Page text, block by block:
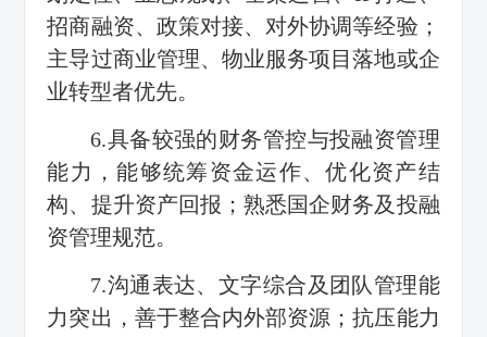
招商融资、政策对接、对外协调等经验；
主导过商业管理、物业服务项目落地或企
业转型者优先。
6.具备较强的财务管控与投融资管理
能力，能够统筹资金运作、优化资产结
构、提升资产回报；熟悉国企财务及投融
资管理规范。
7.沟通表达、文字综合及团队管理能
力突出，善于整合内外部资源；抗压能力